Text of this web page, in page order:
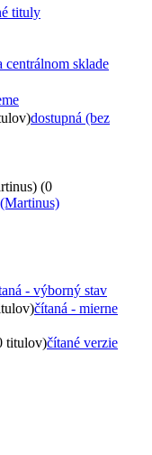
tituly
centrálnom sklade
dostupná (bez
(0
- výborný stav
čítaná - mierne
titulov)čítané verzie